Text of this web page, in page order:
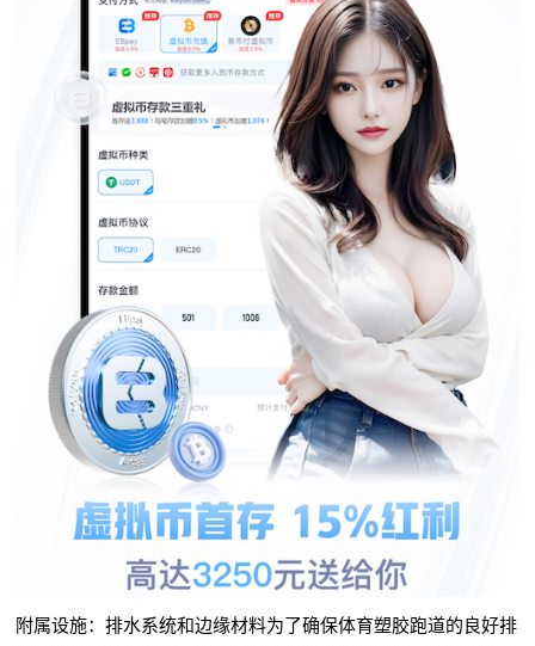
附属设施：排水系统和边缘材料为了确保体育塑胶跑道的良好排